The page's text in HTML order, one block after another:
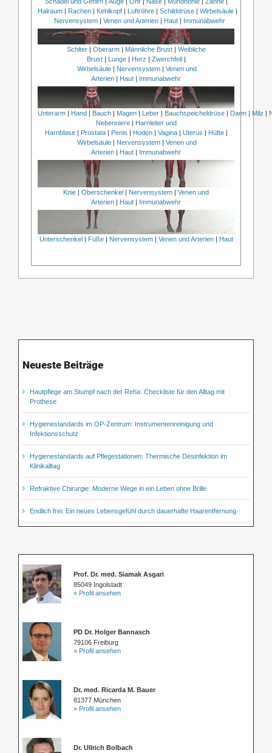
Schädel und Gehirn| Auge| Ohr| Nase| Mundhöhle| Zähne|
Halraum
Rachen Kehlkopf Luftröhre Schilddrüse Wirbelsäule
Nervensystem
Venen und Arterien Haut Immunabwehr
Schlter| Oberarm| Männliche Brust| Weibliche
Brust| Lunge| Herz | Zwerchfell|
Wirbelsäule | Nervensystem | Venen und
Arterien | Haut | Immunabwehr
Unterarm | Hand | Bauch | Magen | Leber | Bauchspeicheldrüse | Darm | Milz |
Nebenniere| Harnleiter und
Harnblase| Prostata| Penis | Hoden| Vagina| Uterus | Hüfte|
Wirbelsäule | Nervensystem | Venen und
Arterien | Haut | Immunabwehr
Knie | Oberschenkel | Nervensystem | Venen und
Arterien | Haut | Immunabwehr
Unterschenkel| Füße| Nervensystem| Venen und Arterien| Haut
Neueste Beiträge
Hautpflege am Stumpf nach der Reha: Checkliste für den Alltag mit
Prothese
Hygienestandards im OP-Zentrum: Instrumentenreinigung und
Infektionsschutz
Hygienestandards auf Pflegestationen: Thermische Desinfektion im
Klinikalltag
Refraktive Chirurgie: Moderne Wege in ein Leben ohne Brille
Endlich frei: Ein neues Lebensgefühl durch dauerhafte Haarentfernung
Prof. Dr. med. Siamak Asgari
85049 Ingolstadt
» Profil ansehen
PD Dr. Holger Bannasch
79106 Freiburg
» Profil ansehen
Dr. med. Ricarda M. Bauer
81377 München
» Profil ansehen
Dr. Ullrich Bolbach